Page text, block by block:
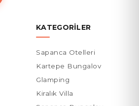
koruyun.
rüzgar aniden çıkabilir, ateş
tercih ediyorsanız, altı
zeminler seçin.
KATEGORILER
Sapanca Otelleri
Kartepe Bungalov
Glamping
Kiralık Villa